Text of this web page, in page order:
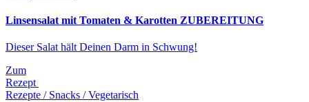
Linsensalat mit Tomaten & Karotten ZUBEREITUNG
Dieser Salat hält Deinen Darm in Schwung!
Zum
Rezept
Rezepte / Snacks / Vegetarisch